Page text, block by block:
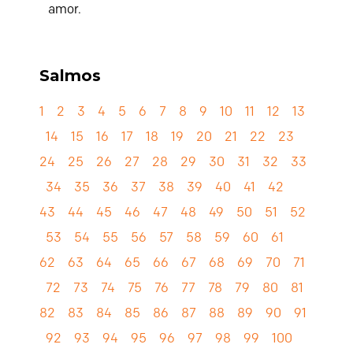
amor.
Salmos
1 2 3 4 5 6 7 8 9 10 11 12
13
14
15 16 17 18 19 20 21 22
23
24
25 26 27 28 29 30 31 32
33
34
35 36 37 38 39 40 41
42
43
44 45 46 47 48 49 50 51
52
53
54 55 56 57 58 59 60
61
62
63 64 65 66 67 68 69 70
71
72
73 74 75 76 77 78 79 80
81
82
83 84 85 86 87 88 89 90
91
92
93 94 95 96 97 98 99
100